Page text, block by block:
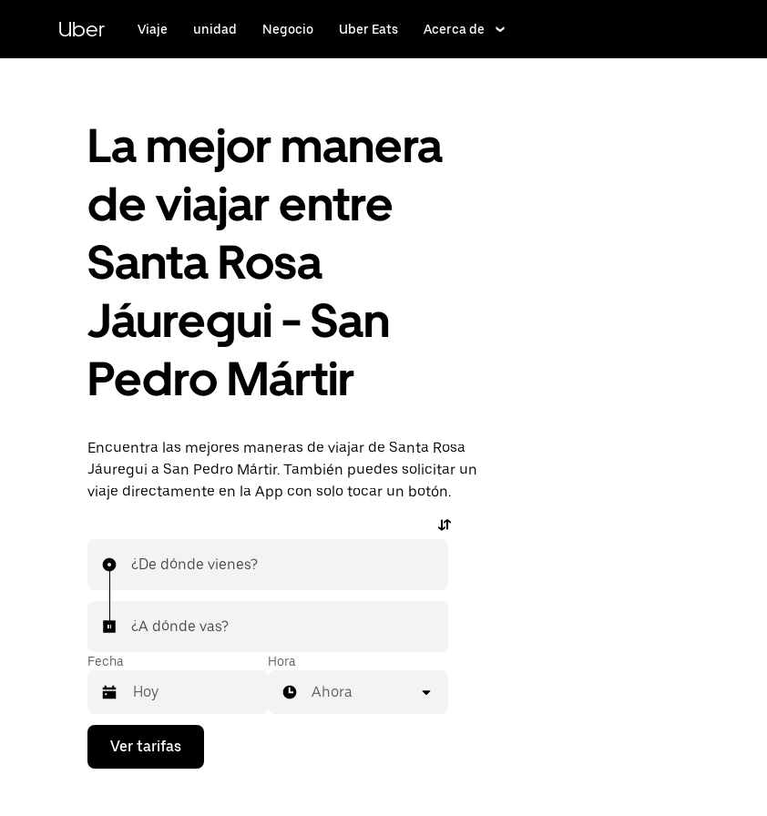
contenido
principal
Uber Viaje unidad Negocio Uber Eats Acerca de
La mejor manera
de viajar entre
Santa Rosa
Jáuregui - San
Pedro Mártir
Encuentra las mejores maneras de viajar de Santa Rosa
Jáuregui a San Pedro Mártir. También puedes solicitar un
viaje directamente en la App con solo tocar un botón.
¿De dónde vienes?
¿A dónde vas?
Fecha
Presiona
flecha
Hora
Ahora
Ver tarifas